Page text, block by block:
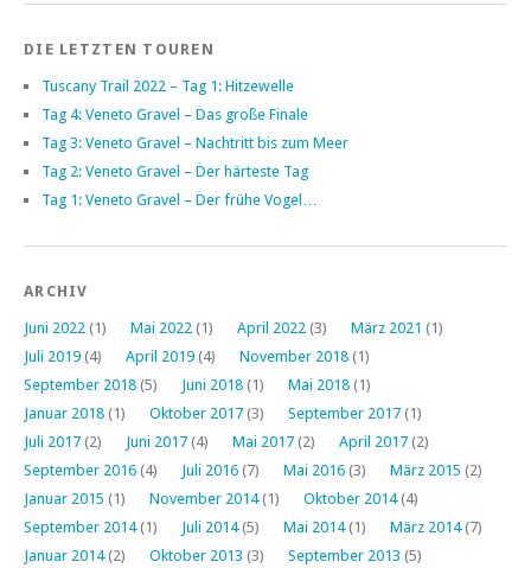
DIE LETZTEN TOUREN
Tuscany Trail 2022 – Tag 1: Hitzewelle
Tag 4: Veneto Gravel – Das große Finale
Tag 3: Veneto Gravel – Nachtritt bis zum Meer
Tag 2: Veneto Gravel – Der härteste Tag
Tag 1: Veneto Gravel – Der frühe Vogel…
ARCHIV
Juni 2022 (1) Mai 2022 (1) April 2022 (3) März 2021 (1)
Juli 2019 (4) April 2019 (4) November 2018 (1)
September 2018 (5) Juni 2018 (1) Mai 2018 (1)
Januar 2018 (1) Oktober 2017 (3) September 2017 (1)
Juli 2017 (2) Juni 2017 (4) Mai 2017 (2) April 2017 (2)
September 2016 (4) Juli 2016 (7) Mai 2016 (3) März 2015 (2)
Januar 2015 (1) November 2014(1) Oktober 2014(4)
September 2014(1) Juli 2014(5) Mai 2014(1) März 2014(7)
Januar 2014(2) Oktober 2013 (3) September 2013 (5)